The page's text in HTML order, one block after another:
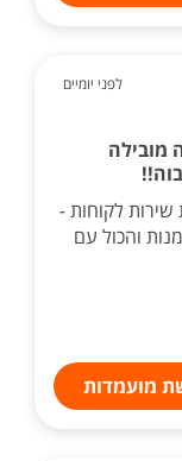
לפני יומיים
מובילה
לקוחות -
והכול עם
מועמדות